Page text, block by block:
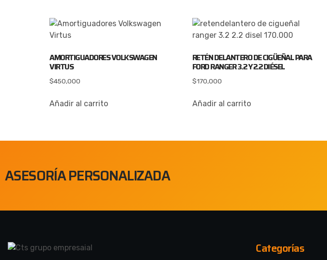
AMORTIGUADORES VOLKSWAGEN
VIRTUS
$450,000
Añadir al carrito
RETÉN DELANTERO DE CIGÜEÑAL PARA
FORD RANGER 3.2 Y 2.2 DIÉSEL
$170,000
Añadir al carrito
ASESORÍA PERSONALIZADA
Categorías